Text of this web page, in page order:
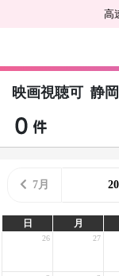
高
映画視聴可 静岡
7月
日 月
26 27